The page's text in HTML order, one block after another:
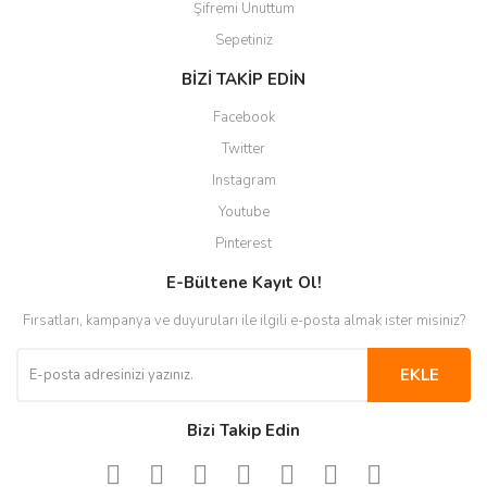
Şifremi Unuttum
Sepetiniz
BİZİ TAKİP EDİN
Facebook
Twitter
Instagram
Youtube
Pinterest
E-Bültene Kayıt Ol!
Fırsatları, kampanya ve duyuruları ile ilgili e-posta almak ister misiniz?
EKLE
Bizi Takip Edin